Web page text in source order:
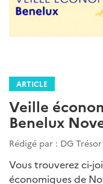
ARTICLE
Veille
Benelux
Rédigé par : DG Trésor
Vous trouverez ci-
économiques de